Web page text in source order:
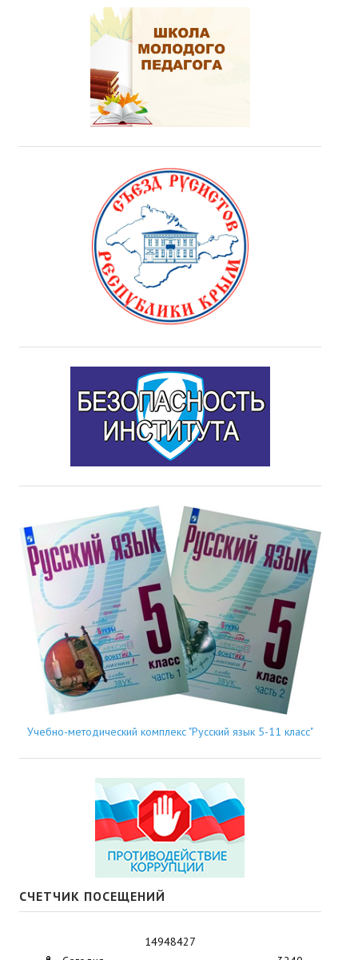
Учебно-методический комплекс "Русский язык 5-11 класс"
СЧЕТЧИК ПОСЕЩЕНИЙ
14948427